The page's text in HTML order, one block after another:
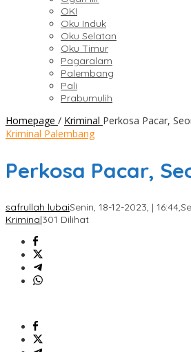
OKI
Oku Induk
Oku Selatan
Oku Timur
Pagaralam
Palembang
Pali
Prabumulih
Homepage / Kriminal Perkosa Pacar,
Kriminal Palembang
Perkosa Pacar,
safrullah lubaiSenin, 18-12-2023, | 16:44,
Kriminal301 Dilihat